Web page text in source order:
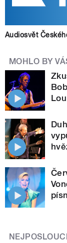
Audiosvět
MOHLO BY